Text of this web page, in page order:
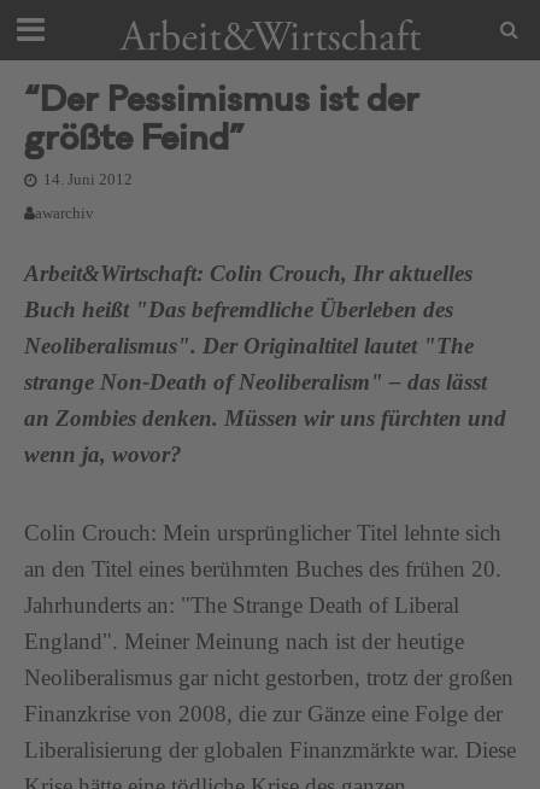
“Der Pessimismus ist der
größte Feind”
14. Juni 2012
awarchiv
Arbeit&Wirtschaft: Colin Crouch, Ihr aktuelles
Buch heißt "Das befremdliche Überleben des
Neoliberalismus". Der Originaltitel lautet "The
strange Non-Death of Neoliberalism" – das lässt
an Zombies denken. Müssen wir uns fürchten und
wenn ja, wovor?
Colin Crouch: Mein ursprünglicher Titel lehnte sich
an den Titel eines berühmten Buches des frühen 20.
Jahrhunderts an: "The Strange Death of Liberal
England". Meiner Meinung nach ist der heutige
Neoliberalismus gar nicht gestorben, trotz der großen
Finanzkrise von 2008, die zur Gänze eine Folge der
Liberalisierung der globalen Finanzmärkte war. Diese